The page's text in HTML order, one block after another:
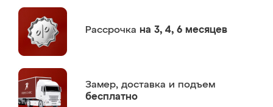
Рассрочка на 3, 4, 6 месяцев
Замер, доставка и подъем
бесплатно